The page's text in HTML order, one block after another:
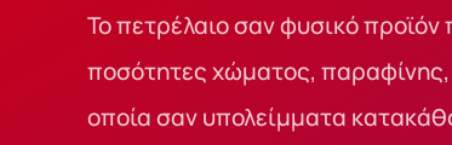
Το πετρέλαιο σαν φυσικό προϊόν
ποσότητες χώματος, παραφίνης,
οποία σαν υπολείμματα